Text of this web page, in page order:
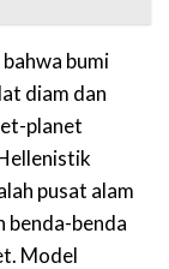
bumi
diam dan
planet
pusat alam
benda-benda
Model